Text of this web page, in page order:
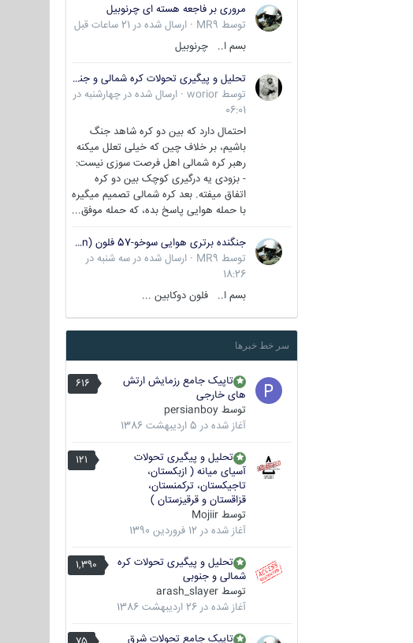
مروری بر فاجعه هسته ای چرنوبیل
توسط MR9
· ارسال شده در 21 ساعات قبل
بسم ا.. چرنوبیل
تحلیل و پیگیری تحولات کره شمالی و جنوبی
توسط worior
· ارسال شده در چهارشنبه در
06:01
احتمال دارد که بین دو کره شاهد جنگ
باشیم، بر خلاف چین که خیلی تعلل میکنه
رهبر کره شمالی اهل فرصت سوزی نیست:
- بزودی یه درگیری کوچک بین دو کره
اتفاق میفته. بعد کره شمالی تصمیم میگیره
با حمله هوایی پاسخ بده، که حمله موفق...
جنگنده برتری هوایی سوخو-57 فلون (Su-57/Felon)
توسط MR9
· ارسال شده در سه شنبه در
18:26
بسم ا.. فلون دوکابین ...
سر خط خبرها
616
تاپیک جامع رزمایش ارتش
های خارجی
توسط persianboy
آغاز شده در 5 اردیبهشت 1386
121
تحلیل و پیگیری تحولات
آسیای میانه ( ازبکستان،
تاجیکستان، ترکمنستان،
قزاقستان و قرقیزستان )
توسط Mojiir
آغاز شده در 12 فروردین 1390
1,390
تحلیل و پیگیری تحولات کره
شمالی و جنوبی
توسط arash_slayer
آغاز شده در 26 اردیبهشت 1386
تاپیک جامع تحولات شرق